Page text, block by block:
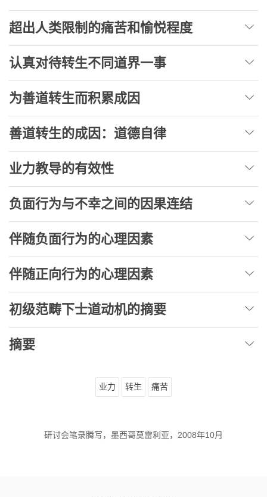
超出人类限制的痛苦和愉悦程度
认真对待转生不同道界一事
为善道转生而积累成因
善道转生的成因：道德自律
业力教导的有效性
负面行为与不幸之间的因果连结
伴随负面行为的心理因素
伴随正向行为的心理因素
初级范畴下士道动机的摘要
摘要
业力 转生 痛苦
研讨会笔录腾写，墨西哥莫雷利亚，2008年10月